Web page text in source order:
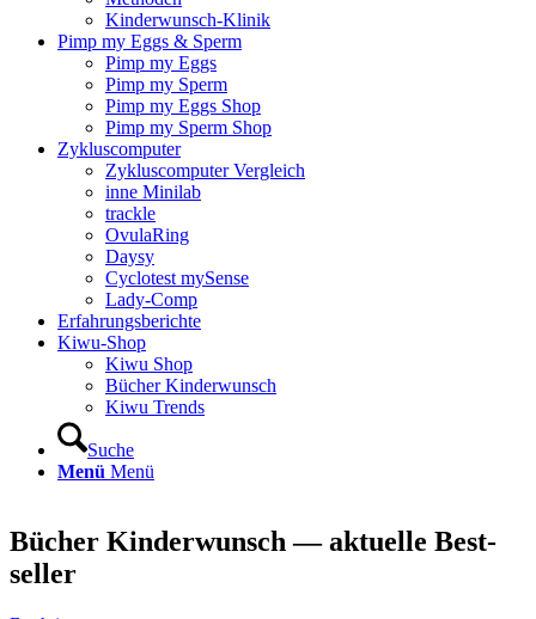
Kin­der­wunsch-Kli­nik
Pimp my Eggs & Sperm
Pimp my Eggs
Pimp my Sperm
Pimp my Eggs Shop
Pimp my Sperm Shop
Zyklus­com­pu­ter
Zyklus­com­pu­ter Ver­gleich
inne Mini­lab
track­le
Ovu­la­Ring
Day­sy
Cyclo­test mySen­se
Lady-Comp
Erfah­rungs­be­rich­te
Kiwu-Shop
Kiwu Shop
Bücher Kin­der­wunsch
Kiwu Trends
Suche
Menü Menü
Bücher Kin­der­wunsch — aktu­el­le Best­
sel­ler